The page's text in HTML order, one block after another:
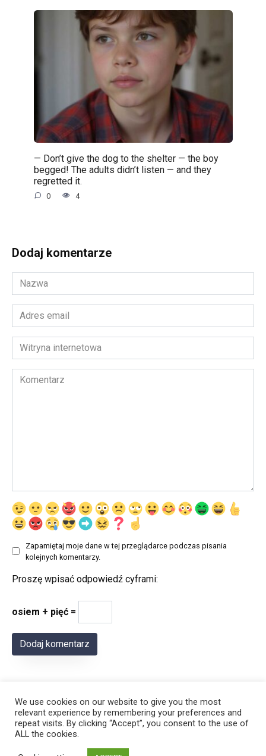
— Don’t give the dog to the shelter — the boy
begged! The adults didn’t listen — and they
regretted it.
0 4
Dodaj komentarze
Nazwa
*
Adres
email
*Witryna
internetowa
Komentarz
Zapamiętaj moje dane w tej przeglądarce podczas pisania
kolejnych komentarzy.
Proszę wpisać odpowiedź cyframi:
osiem + pięć =
We use cookies on our website to give you the most
relevant experience by remembering your preferences and
repeat visits. By clicking “Accept”, you consent to the use of
ALL the cookies.